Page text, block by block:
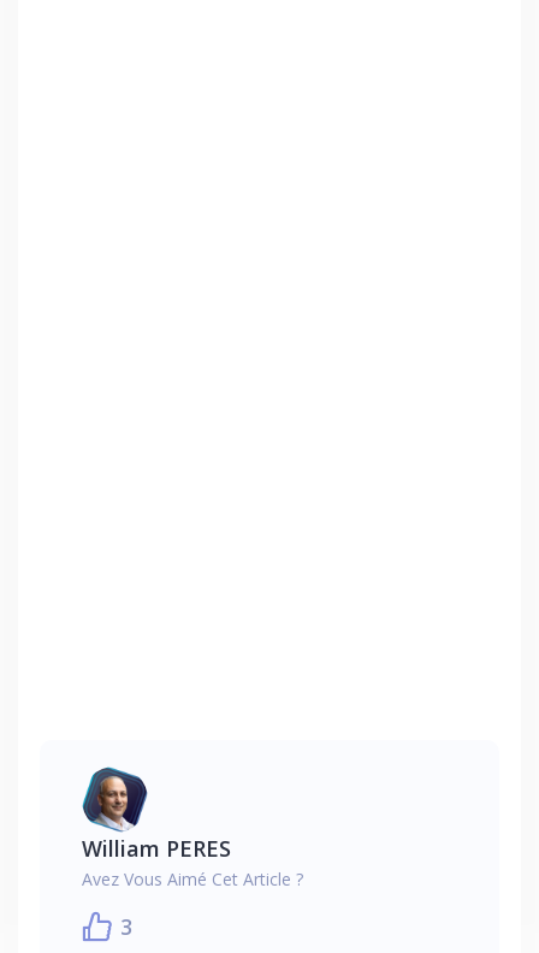
William PERES
Avez Vous Aimé Cet Article ?
3